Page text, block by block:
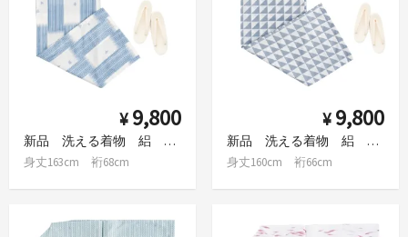
¥ 9,800
新品 洗える着物 絽 市松と千鳥 L
身丈163cm 裄68cm
¥ 9,800
新品 洗える着物 絽 スクエア M
身丈160cm 裄66cm